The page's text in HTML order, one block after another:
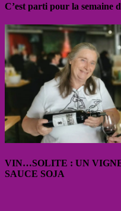
C’est parti pour la semaine
VIN…SOLITE : UN
SAUCE SOJA